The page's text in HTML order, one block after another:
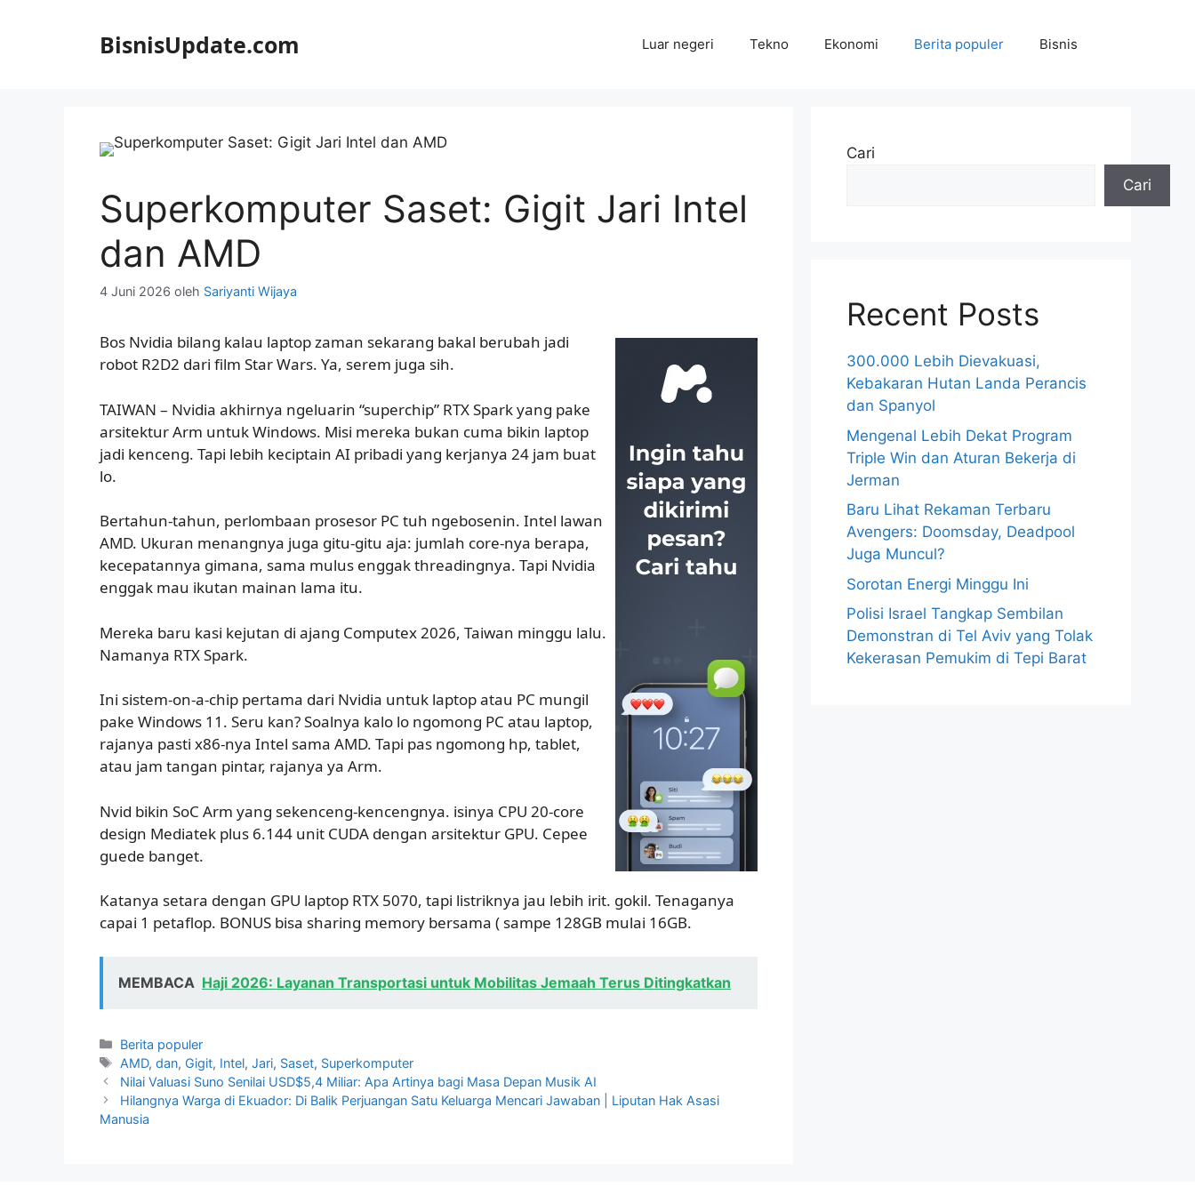
BisnisUpdate.com Luar negeri Tekno Ekonomi Berita populer Bisnis
Superkomputer Saset: Gigit Jari Intel
dan AMD
4 Juni 2026 oleh Sariyanti Wijaya
Bos Nvidia bilang kalau laptop zaman sekarang bakal berubah jadi
robot R2D2 dari film Star Wars. Ya, serem juga sih.
TAIWAN – Nvidia akhirnya ngeluarin “superchip” RTX Spark yang pake
arsitektur Arm untuk Windows. Misi mereka bukan cuma bikin laptop
jadi kenceng. Tapi lebih keciptain AI pribadi yang kerjanya 24 jam buat
lo.
Bertahun-tahun, perlombaan prosesor PC tuh ngebosenin. Intel lawan
AMD. Ukuran menangnya juga gitu-gitu aja: jumlah core-nya berapa,
kecepatannya gimana, sama mulus enggak threadingnya. Tapi Nvidia
enggak mau ikutan mainan lama itu.
Mereka baru kasi kejutan di ajang Computex 2026, Taiwan minggu lalu.
Namanya RTX Spark.
Ini sistem-on-a-chip pertama dari Nvidia untuk laptop atau PC mungil
pake Windows 11. Seru kan? Soalnya kalo lo ngomong PC atau laptop,
rajanya pasti x86-nya Intel sama AMD. Tapi pas ngomong hp, tablet,
atau jam tangan pintar, rajanya ya Arm.
Nvid bikin SoC Arm yang sekenceng-kencengnya. isinya CPU 20-core
design Mediatek plus 6.144 unit CUDA dengan arsitektur GPU. Cepee
guede banget.
Katanya setara dengan GPU laptop RTX 5070, tapi listriknya jau lebih irit. gokil. Tenaganya
capai 1 petaflop. BONUS bisa sharing memory bersama ( sampe 128GB mulai 16GB.
MEMBACA Haji 2026: Layanan Transportasi untuk Mobilitas Jemaah Terus Ditingkatkan
Kategori
Berita populer
Tag
AMD,dan, Gigit, Intel,Jari, Saset, Superkomputer
Nilai Valuasi Suno Senilai USD$5,4 Miliar: Apa Artinya bagi Masa Depan Musik AI
Hilangnya Warga di Ekuador: Di Balik Perjuangan Satu Keluarga Mencari Jawaban | Liputan Hak Asasi
Manusia
Cari
Cari
Recent Posts
300.000 Lebih Dievakuasi,
Kebakaran Hutan Landa Perancis
dan Spanyol
Mengenal Lebih Dekat Program
Triple Win dan Aturan Bekerja di
Jerman
Baru Lihat Rekaman Terbaru
Avengers: Doomsday, Deadpool
Juga Muncul?
Sorotan Energi Minggu Ini
Polisi Israel Tangkap Sembilan
Demonstran di Tel Aviv yang Tolak
Kekerasan Pemukim di Tepi Barat